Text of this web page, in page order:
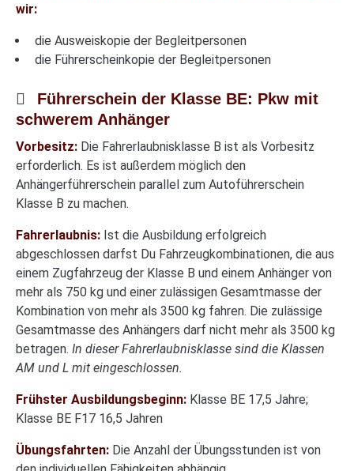
wir:
die Ausweiskopie der Begleitpersonen
die Führerscheinkopie der Begleitpersonen
Führerschein der Klasse BE: Pkw mit
schwerem Anhänger
Vorbesitz: Die Fahrerlaubnisklasse B ist als Vorbesitz
erforderlich. Es ist außerdem möglich den
Anhängerführerschein parallel zum Autoführerschein
Klasse B zu machen.
Fahrerlaubnis: Ist die Ausbildung erfolgreich
abgeschlossen darfst Du Fahrzeugkombinationen, die aus
einem Zugfahrzeug der Klasse B und einem Anhänger von
mehr als 750 kg und einer zulässigen Gesamtmasse der
Kombination von mehr als 3500 kg fahren. Die zulässige
Gesamtmasse des Anhängers darf nicht mehr als 3500 kg
betragen. In dieser Fahrerlaubnisklasse sind die Klassen
AM und L mit eingeschlossen.
Frühster Ausbildungsbeginn: Klasse BE 17,5 Jahre;
Klasse BE F17 16,5 Jahren
Übungsfahrten: Die Anzahl der Übungsstunden ist von